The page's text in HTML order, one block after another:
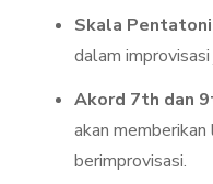
Skala
dalam improvisasi
Akord 7th dan
akan
berimprovisasi.